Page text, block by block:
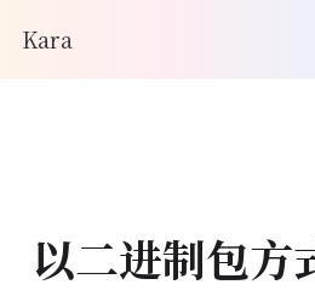
Kara
以二进制包方